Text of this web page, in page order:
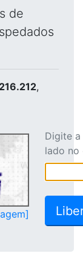
de
,
Digite
lado no